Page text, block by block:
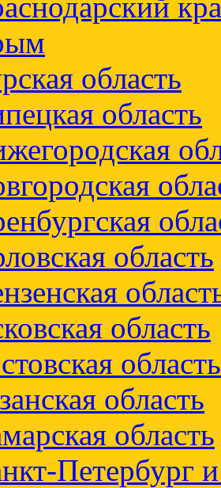
область
область
область
область
область
область
область
Петербург